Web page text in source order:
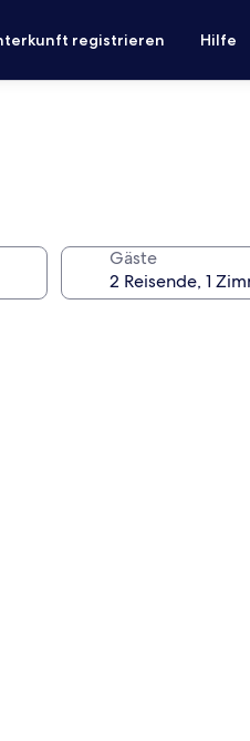
registrieren Hilfe
Gäste